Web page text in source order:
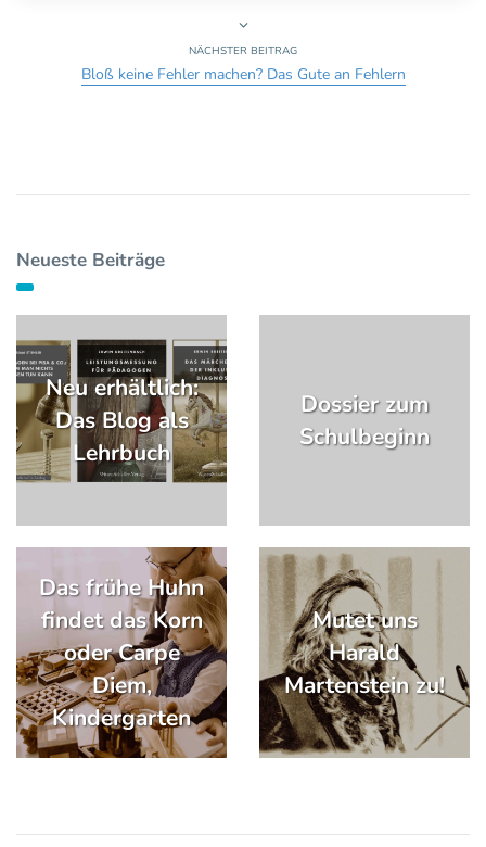
NÄCHSTER BEITRAG
Bloß keine Fehler machen? Das Gute an Fehlern
Neueste Beiträge
Neu erhältlich:
Das Blog als
Lehrbuch
Dossier zum
Schulbeginn
Das frühe Huhn
findet das Korn
oder Carpe
Diem,
Kindergarten
Mutet uns
Harald
Martenstein zu!